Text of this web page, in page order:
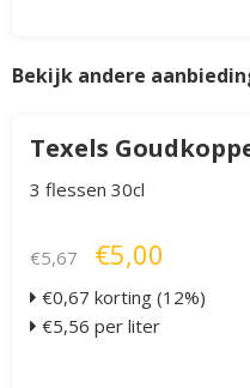
Bekijk andere
Texels
3 flessen 30cl
€5,67 €5,00
€0,67 korting (12%)
€5,56 per liter